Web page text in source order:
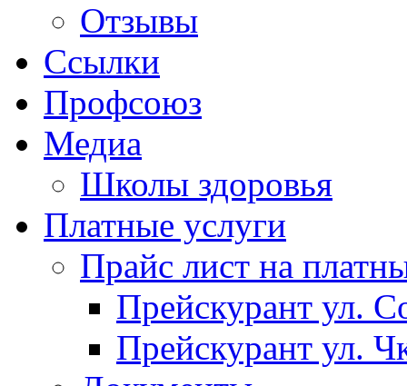
Отзывы
Ссылки
Профсоюз
Медиа
Школы здоровья
Платные услуги
Прайс лист на
Прейскурант ул.
Прейскурант ул.